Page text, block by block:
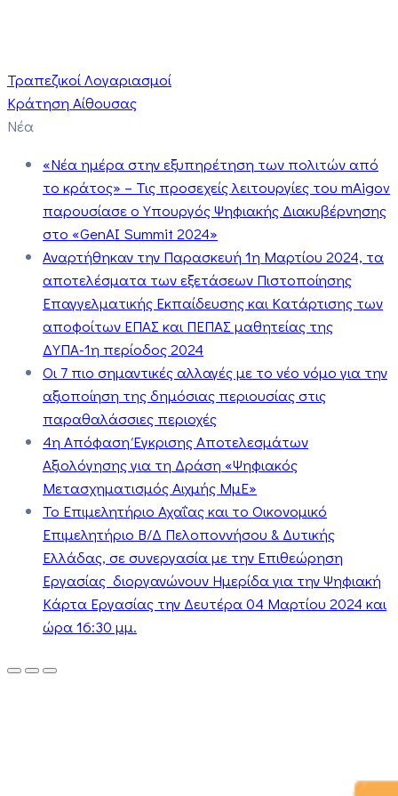
Τραπεζικοί Λογαριασμοί
Κράτηση Αίθουσας
Νέα
«Νέα ημέρα στην εξυπηρέτηση των πολιτών από
το κράτος» – Τις προσεχείς λειτουργίες του mAigov
παρουσίασε ο Υπουργός Ψηφιακής Διακυβέρνησης
στο «GenAI Summit 2024»
Αναρτήθηκαν την Παρασκευή 1η Μαρτίου 2024, τα
αποτελέσματα των εξετάσεων Πιστοποίησης
Επαγγελματικής Εκπαίδευσης και Κατάρτισης των
αποφοίτων ΕΠΑΣ και ΠΕΠΑΣ μαθητείας της
ΔΥΠΑ-1η περίοδος 2024
Οι 7 πιο σημαντικές αλλαγές με το νέο νόμο για την
αξιοποίηση της δημόσιας περιουσίας στις
παραθαλάσσιες περιοχές
4η Απόφαση Έγκρισης Αποτελεσμάτων
Αξιολόγησης για τη Δράση «Ψηφιακός
Μετασχηματισμός Αιχμής ΜμΕ»
Το Επιμελητήριο Αχαΐας και το Οικονομικό
Επιμελητήριο Β/Δ Πελοποννήσου & Δυτικής
Ελλάδας, σε συνεργασία με την Επιθεώρηση
Εργασίας διοργανώνουν Ημερίδα για την Ψηφιακή
Κάρτα Εργασίας την Δευτέρα 04 Μαρτίου 2024 και
ώρα 16:30 μμ.